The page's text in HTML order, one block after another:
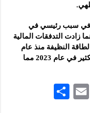
سبب رئيسي في
زادت التدفقات المالية
الطاقة النظيفة منذ عام
2022، تلقت الدول النامية تدفقات أقل بكثير في عام 2023 مما
Te
E